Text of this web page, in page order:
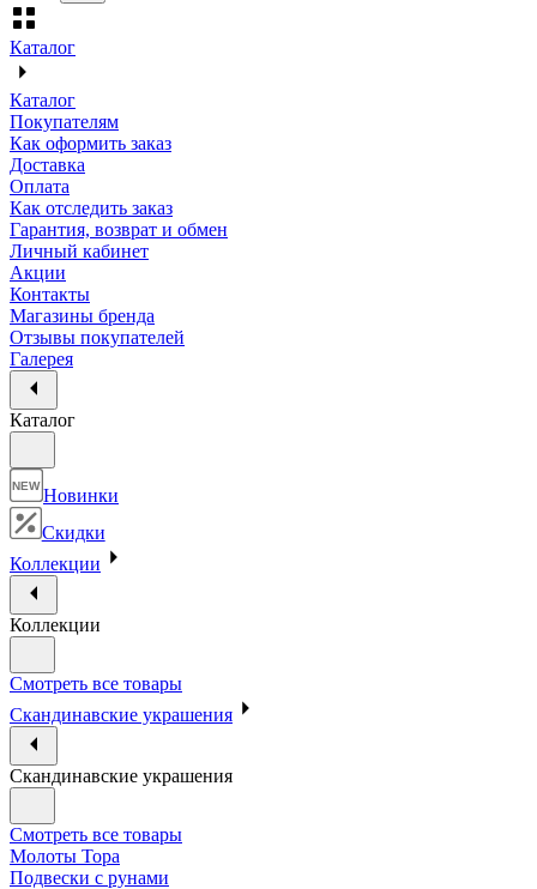
Каталог
Каталог
Покупателям
Как оформить заказ
Доставка
Оплата
Как отследить заказ
Гарантия, возврат и обмен
Личный кабинет
Акции
Контакты
Магазины бренда
Отзывы покупателей
Галерея
Каталог
NEW Новинки
Скидки
Коллекции
Коллекции
Смотреть все товары
Скандинавские украшения
Скандинавские украшения
Смотреть все товары
Молоты Тора
Подвески с рунами